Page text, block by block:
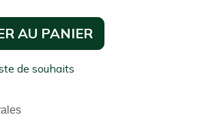
AU PANIER
de souhaits